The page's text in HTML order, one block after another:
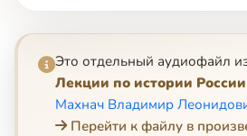
Это отдельный аудиофайл
Лекции по истории России
Махнач Владимир
Перейти к файлу в